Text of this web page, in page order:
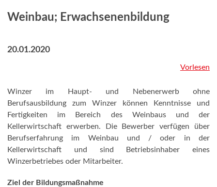
Weinbau; Erwachsenenbildung
20.01.2020
Vorlesen
Winzer im Haupt- und Nebenerwerb ohne
Berufsausbildung zum Winzer können Kenntnisse und
Fertigkeiten im Bereich des Weinbaus und der
Kellerwirtschaft erwerben. Die Bewerber verfügen über
Berufserfahrung im Weinbau und / oder in der
Kellerwirtschaft und sind Betriebsinhaber eines
Winzerbetriebes oder Mitarbeiter.
Ziel der Bildungsmaßnahme